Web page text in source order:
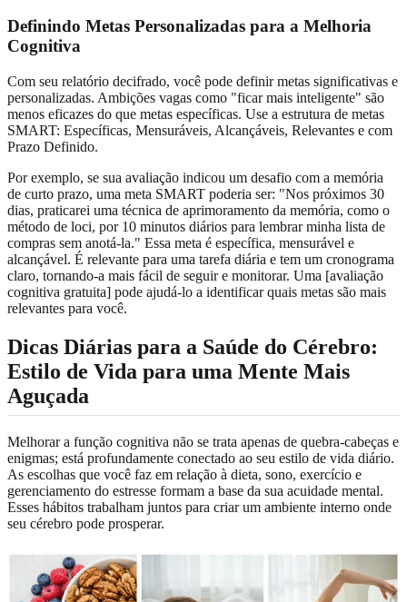
Definindo Metas Personalizadas para a Melhoria
Cognitiva
Com seu relatório decifrado, você pode definir metas significativas e
personalizadas. Ambições vagas como "ficar mais inteligente" são
menos eficazes do que metas específicas. Use a estrutura de metas
SMART: Específicas, Mensuráveis, Alcançáveis, Relevantes e com
Prazo Definido.
Por exemplo, se sua avaliação indicou um desafio com a memória
de curto prazo, uma meta SMART poderia ser: "Nos próximos 30
dias, praticarei uma técnica de aprimoramento da memória, como o
método de loci, por 10 minutos diários para lembrar minha lista de
compras sem anotá-la." Essa meta é específica, mensurável e
alcançável. É relevante para uma tarefa diária e tem um cronograma
claro, tornando-a mais fácil de seguir e monitorar. Uma [avaliação
cognitiva gratuita] pode ajudá-lo a identificar quais metas são mais
relevantes para você.
Dicas Diárias para a Saúde do Cérebro:
Estilo de Vida para uma Mente Mais
Aguçada
Melhorar a função cognitiva não se trata apenas de quebra-cabeças e
enigmas; está profundamente conectado ao seu estilo de vida diário.
As escolhas que você faz em relação à dieta, sono, exercício e
gerenciamento do estresse formam a base da sua acuidade mental.
Esses hábitos trabalham juntos para criar um ambiente interno onde
seu cérebro pode prosperar.